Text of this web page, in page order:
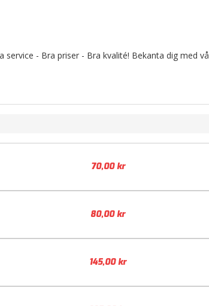
- Bra priser - Bra kvalité! Bekanta dig med
70,00kr
80,00kr
145,00kr